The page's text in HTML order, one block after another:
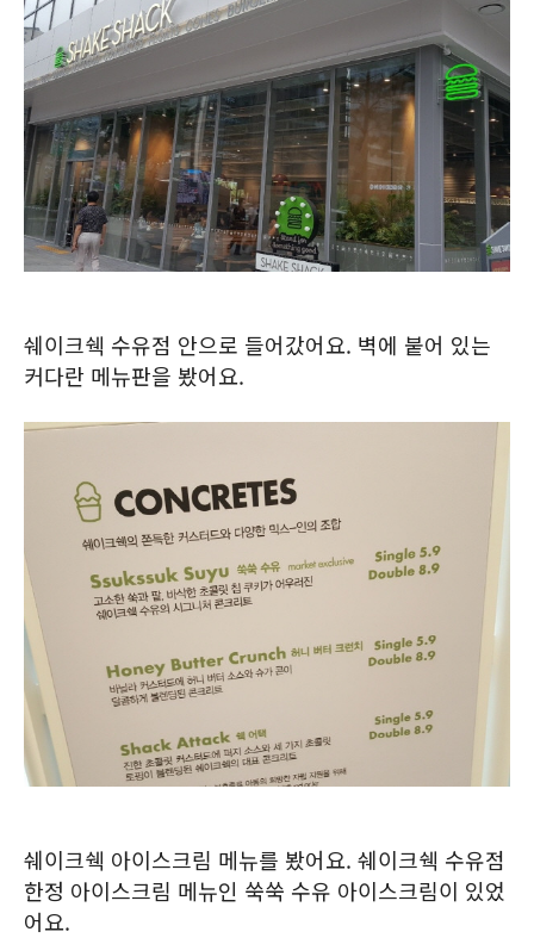
쉐이크쉑 수유점 안으로 들어갔어요. 벽에 붙어 있는
커다란 메뉴판을 봤어요.
쉐이크쉑 아이스크림 메뉴를 봤어요. 쉐이크쉑 수유점
한정 아이스크림 메뉴인 쑥쑥 수유 아이스크림이 있었
어요.